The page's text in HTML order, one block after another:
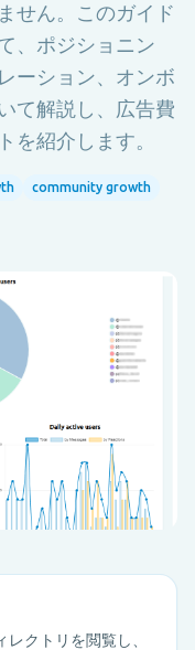
せん。このガイド
、ポジショニン
ーション、オンボ
て解説し、広告費
を紹介します。
community growth
クトリを閲覧し、